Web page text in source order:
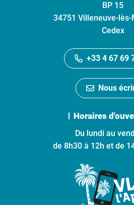
BP 15
34751 Villeneuve-lès-
Cedex
+33 4 67 69
Nous
Horaires
Du lundi au
de 8h30 à 12h et de